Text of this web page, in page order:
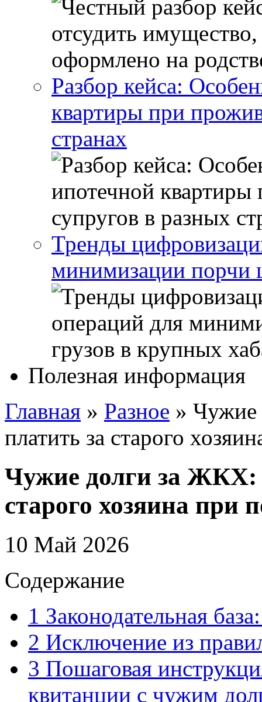
Разбор кейса:
квартиры при
странах
Тренды
минимизации порчи
Полезная информация
Главная » Разное » Чужие
платить за старого
Чужие долги за ЖКХ:
старого хозяина при
10 Май 2026
Содержание
1 Законодательная
2 Исключение из
3 Пошаговая
квитанции с чужим